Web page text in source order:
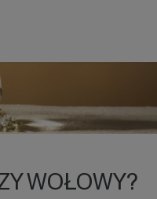
WOŁOWY?